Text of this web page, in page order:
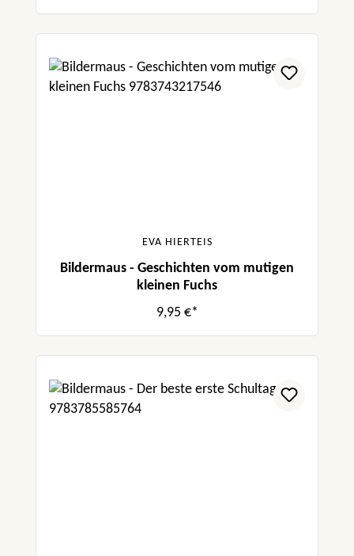
EVA HIERTEIS
Bildermaus - Geschichten vom mutigen
kleinen Fuchs
9,95 €*